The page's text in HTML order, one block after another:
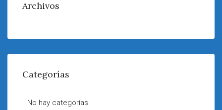
Archivos
Categorías
No hay categorías